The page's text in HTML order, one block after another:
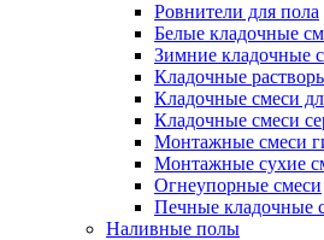
Ровнители для пола
Белые кладочные
Зимние кладочные
Кладочные
Кладочные смеси
Кладочные смеси
Монтажные смеси
Монтажные сухие
Огнеупорные смеси
Печные кладочные
Наливные полы